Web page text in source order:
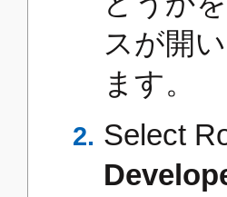
スが開
ます。
Select